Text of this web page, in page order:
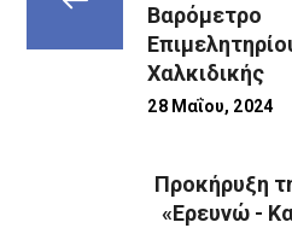
Βαρόμετρο
Χαλκιδικής
28 Μαΐου, 2024
Προκήρυξη
«Ερευνώ -